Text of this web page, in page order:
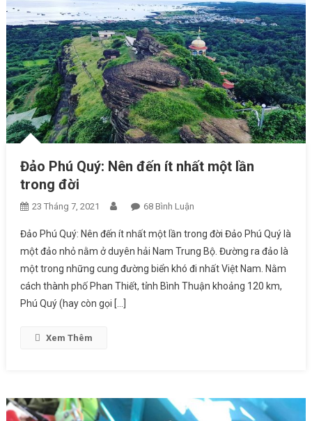
Đảo Phú Quý: Nên đến ít nhất một lần
trong đời
23 Tháng 7, 2021 68 Bình Luận
Đảo Phú Quý: Nên đến ít nhất một lần trong đời Đảo Phú Quý là
một đảo nhỏ nằm ở duyên hải Nam Trung Bộ. Đường ra đảo là
một trong những cung đường biển khó đi nhất Việt Nam. Nằm
cách thành phố Phan Thiết, tỉnh Bình Thuận khoảng 120 km,
Phú Quý (hay còn gọi […]
Xem Thêm